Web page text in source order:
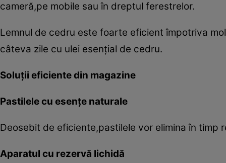
cameră,pe mobile sau în dreptul ferestrelor.
Lemnul de cedru este foarte eficient împotriva
câteva zile cu ulei esenţial de cedru.
Soluţii eficiente din magazine
Pastilele cu esenţe naturale
Deosebit de eficiente,pastilele vor elimina în timp
Aparatul cu rezervă lichidă